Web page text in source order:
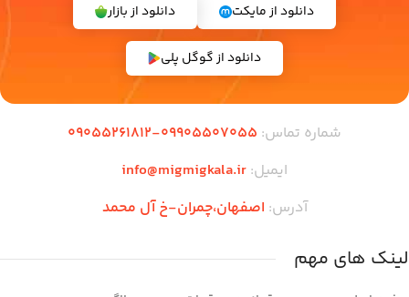
دانلود از مایکت دانلود از بازار
دانلود از گوگل پلی
شماره تماس: 09905507055-09055261812
ایمیل: info@migmigkala.ir
آدرس: اصفهان،‌چمران-خ آل محمد
لینک های مهم